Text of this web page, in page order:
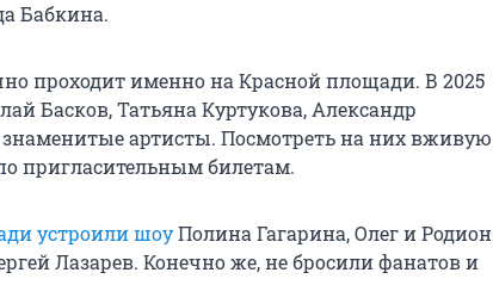
Бабкина.
проходит именно на Красной площади. В 2025
Басков, Татьяна Куртукова, Александр
знаменитые артисты. Посмотреть на них вживую
пригласительным билетам.
устроили шоуПолина Гагарина, Олег и Родион
Лазарев. Конечно же, не бросили фанатов и